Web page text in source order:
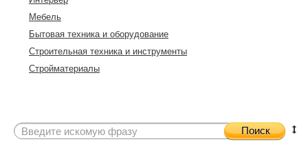
Мебель
Бытовая техника и оборудование
Строительная техника и инструменты
Стройматериалы
Поиск